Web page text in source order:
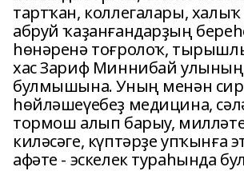
тартҡан, коллегалары,
абруй ҡаҙанғандарҙың
һөнәренә тоғролоҡ,
хас Зариф Миннибай улының
булмышына. Уның менән
һөйләшеүебеҙ медицина,
тормош алып барыу,
киләсәге, күптәрҙе упҡынға
афәте - эскелек тураһында